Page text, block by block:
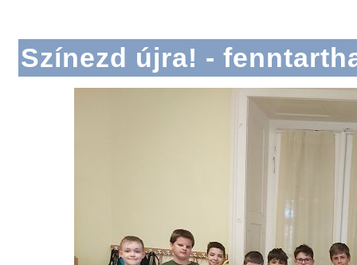
Színezd újra! -